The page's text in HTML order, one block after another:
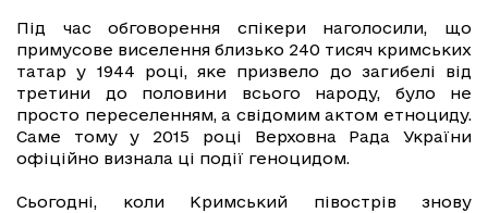
Під час обговорення спікери наголосили, що
примусове виселення близько 240 тисяч кримських
татар у 1944 році, яке призвело до загибелі від
третини до половини всього народу, було не
просто переселенням, а свідомим актом етноциду.
Саме тому у 2015 році Верховна Рада України
офіційно визнала ці події геноцидом.
Сьогодні, коли Кримський півострів знову